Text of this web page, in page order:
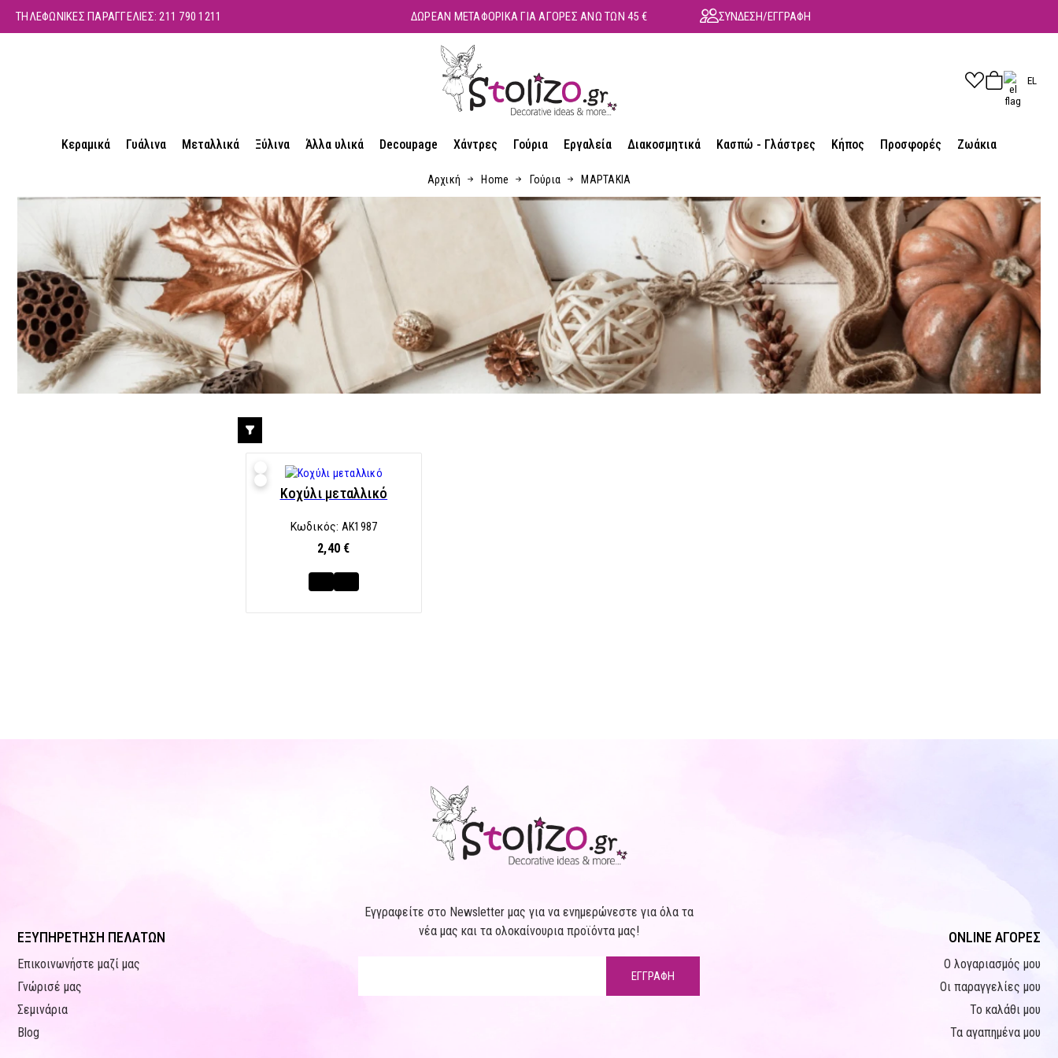
ΤΗΛΕΦΩΝΙΚΕΣ ΠΑΡΑΓΓΕΛΙΕΣ:211 790 1211 ΔΩΡΕΑΝ ΜΕΤΑΦΟΡΙΚΑ ΓΙΑ ΑΓΟΡΕΣ ΑΝΩ ΤΩΝ 45 € ΣΥΝΔΕΣΗ/ΕΓΓΡΑΦΗ
EL
Κεραμικά Γυάλινα Μεταλλικά Ξύλινα Άλλα υλικά Decoupage Χάντρες Γούρια Εργαλεία Διακοσμητικά Κασπώ - Γλάστρες Κήπος Προσφορές Ζωάκια
Αρχική Home Γούρια ΜΑΡΤΑΚΙΑ
Κοχύλι μεταλλικό
Κωδικός: AK1987
2,40 €
ΕΞΥΠΗΡΕΤΗΣΗ ΠΕΛΑΤΩΝ
Επικοινωνήστε μαζί μας
Γνώρισέ μας
Σεμινάρια
Blog
Εγγραφείτε στο Newsletter μας για να ενημερώνεστε για όλα τα
νέα μας και τα ολοκαίνουρια προϊόντα μας!
ΕΓΓΡΑΦΗ
ONLINE ΑΓΟΡΕΣ
Ο λογαριασμός μου
Οι παραγγελίες μου
Το καλάθι μου
Τα αγαπημένα μου